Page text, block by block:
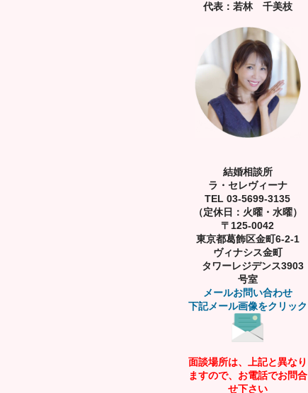
代表：若林 千美枝
結婚相談所
ラ・セレヴィーナ
TEL 03-5699-3135
（定休日：火曜・水曜）
〒125-0042
東京都葛飾区金町6-2-1
ヴィナシス金町
タワーレジデンス3903
号室
メールお問い合わせ
下記メール画像をクリック
面談場所は、上記と異なり
ますので、お電話でお問合
せ下さい